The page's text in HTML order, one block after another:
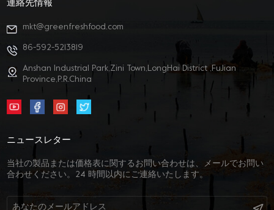
連絡先情報
mkt@greenfreshfood.com
86-592-5213819
Anshan Industrial Park,Zini Town,LongHai District ,FuJian
Province,P.R.China
ニュースレター
当社の製品または価格表に関するお問い合わせは、メールでお問い
合わせください。24 時間以内にご連絡いたします。